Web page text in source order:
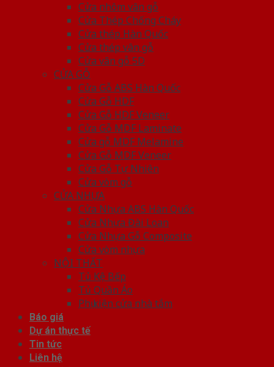
Cửa nhôm vân gỗ
Cửa Thép Chống Cháy
Cửa thép Hàn Quốc
Cửa thép vân gỗ
Cửa vân gỗ 5D
CỬA GỖ
Cửa Gỗ ABS Hàn Quốc
Cửa Gỗ HDF
Cửa Gỗ HDF Veneer
Cửa Gỗ MDF Laminate
Cửa gỗ MDF Melamine
Cửa Gỗ MDF Veneer
Cửa Gỗ Tự Nhiên
Cửa vòm gỗ
CỬA NHỰA
Cửa Nhựa ABS Hàn Quốc
Cửa Nhựa Đài Loan
Cửa Nhựa Gỗ Composite
Cửa vòm nhựa
NỘI THẤT
Tủ Kệ Bếp
Tủ Quần Áo
Phụ kiện cửa nhà tắm
Báo giá
Dự án thực tế
Tin tức
Liên hệ